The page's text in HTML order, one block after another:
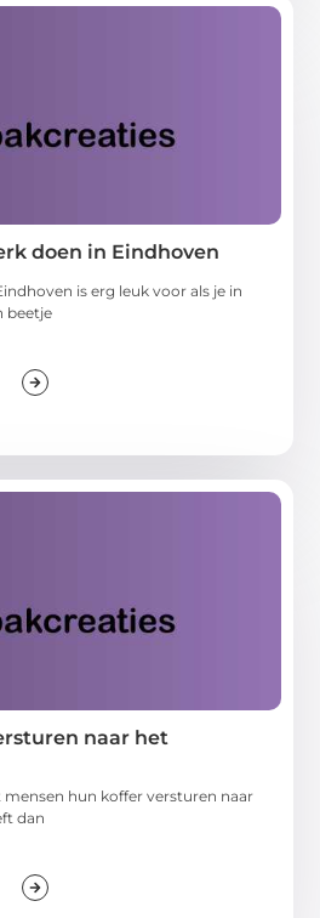
doen in Eindhoven
is erg leuk voor als je in
beetje
naar het
mensen hun koffer versturen naar
dan